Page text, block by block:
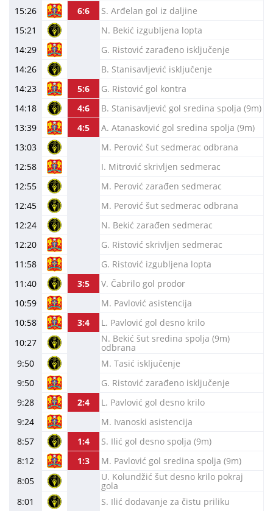
15:26
6:6
S. Arđelan gol iz daljine
15:21
N. Bekić izgubljena lopta
14:29
G. Ristović zarađeno isključenje
14:26
B. Stanisavljević isključenje
14:23
5:6
G. Ristović gol kontra
14:18
4:6
B. Stanisavljević gol sredina spolja (9m)
13:39
4:5
A. Atanasković gol sredina spolja (9m)
13:03
M. Perović šut sedmerac odbrana
12:58
I. Mitrović skrivljen sedmerac
12:55
M. Perović zarađen sedmerac
12:45
M. Perović šut sedmerac odbrana
12:24
N. Bekić zarađen sedmerac
12:20
G. Ristović skrivljen sedmerac
11:58
G. Ristović izgubljena lopta
11:40
3:5
V. Čabrilo gol prodor
10:59
M. Pavlović asistencija
10:58
3:4
L. Pavlović gol desno krilo
10:27
N. Bekić šut sredina spolja (9m)
odbrana
9:50
M. Tasić isključenje
9:50
G. Ristović zarađeno isključenje
9:28
2:4
L. Pavlović gol desno krilo
9:24
M. Ivanoski asistencija
8:57
1:4
S. Ilić gol desno spolja (9m)
8:12
1:3
M. Pavlović gol sredina spolja (9m)
8:05
U. Kolundžić šut desno krilo pokraj
gola
8:01
S. Ilić dodavanje za čistu priliku